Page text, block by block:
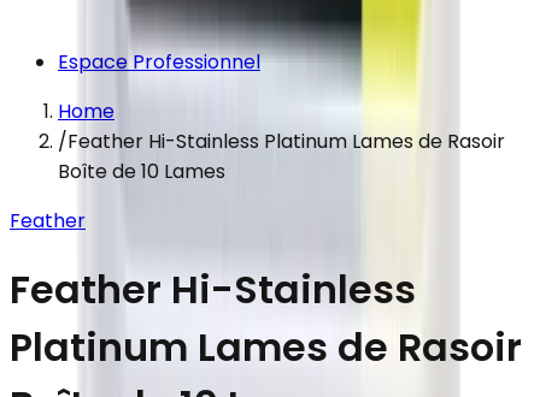
Espace Professionnel
Home
/Feather Hi-Stainless Platinum Lames de Rasoir
Boîte de 10 Lames
Feather
Feather Hi-Stainless
Platinum Lames de Rasoir